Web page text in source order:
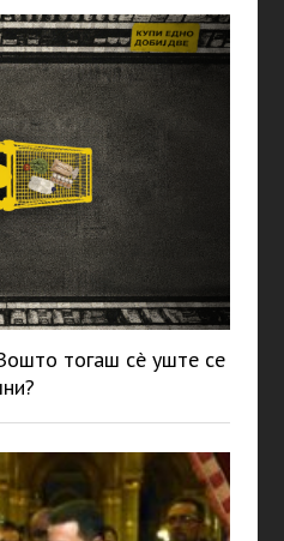
тогаш сè уште се